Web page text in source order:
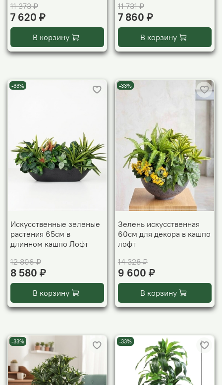
11 373 ₽
7 620 ₽
В корзину
11 731 ₽
7 860 ₽
В корзину
-33%
Искусственные зеленые
растения 65см в
длинном кашпо Лофт
12 806 ₽
8 580 ₽
В корзину
-33%
Зелень искусственная
60см для декора в кашпо
лофт
14 328 ₽
9 600 ₽
В корзину
-33% -33%